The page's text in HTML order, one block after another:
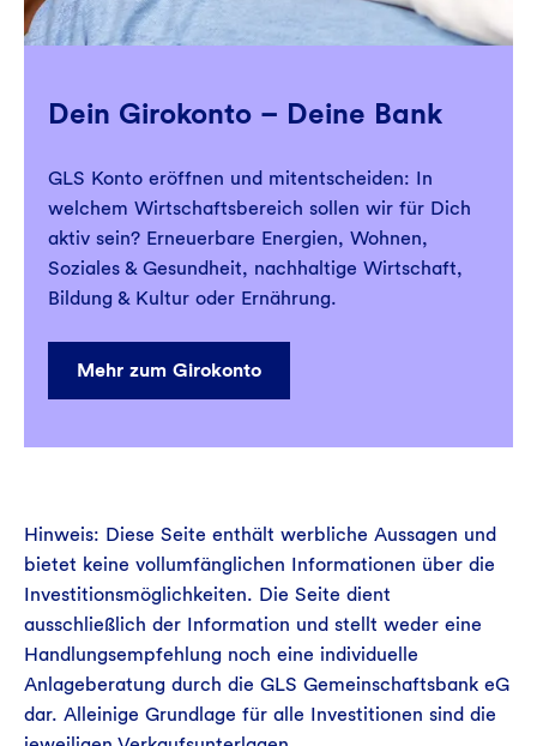
Dein Girokonto – Deine Bank
GLS Konto eröffnen und mitentscheiden: In
welchem Wirtschaftsbereich sollen wir für Dich
aktiv sein? Erneuerbare Energien, Wohnen,
Soziales & Gesundheit, nachhaltige Wirtschaft,
Bildung & Kultur oder Ernährung.
Mehr zum Girokonto
Hinweis: Diese Seite enthält werbliche Aussagen und
bietet keine vollumfänglichen Informationen über die
Investitionsmöglichkeiten. Die Seite dient
ausschließlich der Information und stellt weder eine
Handlungsempfehlung noch eine individuelle
Anlageberatung durch die GLS Gemeinschaftsbank eG
dar. Alleinige Grundlage für alle Investitionen sind die